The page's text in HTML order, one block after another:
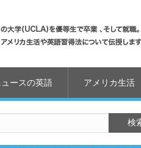
ースの英語 アメリカ生活